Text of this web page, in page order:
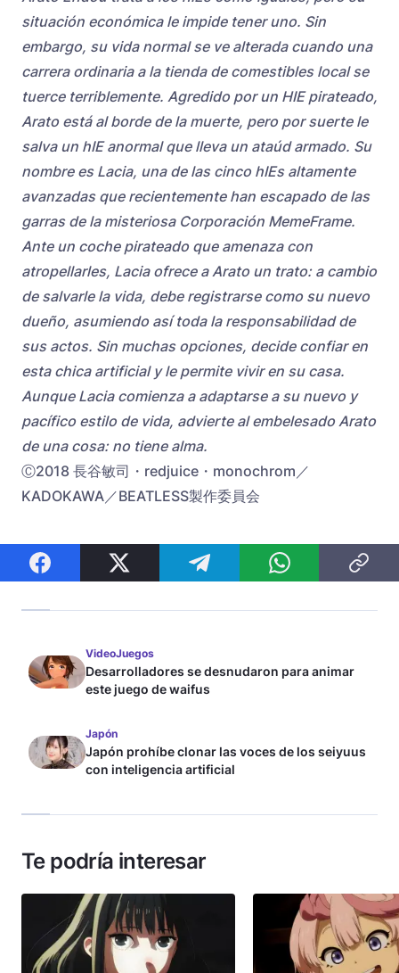
situación económica le impide tener uno. Sin
embargo, su vida normal se ve alterada cuando una
carrera ordinaria a la tienda de comestibles local se
tuerce terriblemente. Agredido por un HIE pirateado,
Arato está al borde de la muerte, pero por suerte le
salva un hIE anormal que lleva un ataúd armado. Su
nombre es Lacia, una de las cinco hIEs altamente
avanzadas que recientemente han escapado de las
garras de la misteriosa Corporación MemeFrame.
Ante un coche pirateado que amenaza con
atropellarles, Lacia ofrece a Arato un trato: a cambio
de salvarle la vida, debe registrarse como su nuevo
dueño, asumiendo así toda la responsabilidad de
sus actos. Sin muchas opciones, decide confiar en
esta chica artificial y le permite vivir en su casa.
Aunque Lacia comienza a adaptarse a su nuevo y
pacífico estilo de vida, advierte al embelesado Arato
de una cosa: no tiene alma.
Ⓒ2018 長谷敏司・redjuice・monochrom／
KADOKAWA／BEATLESS製作委員会
VideoJuegos
Desarrolladores se desnudaron para animar
este juego de waifus
Japón
Japón prohíbe clonar las voces de los seiyuus
con inteligencia artificial
Te podría interesar